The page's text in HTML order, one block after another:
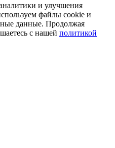
и улучшения
файлы cookie и
данные. Продолжая
с нашей политикой